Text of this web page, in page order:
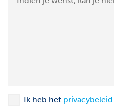
Ik heb het privacybeleid